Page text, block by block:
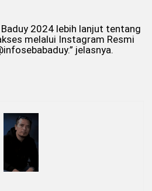
2024 lebih lanjut tentang
melalui Instagram Resmi
jelasnya.